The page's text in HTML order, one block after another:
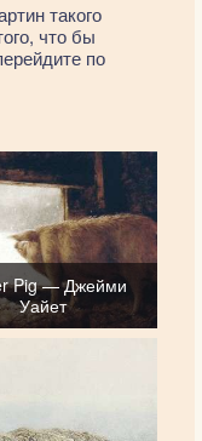
такого
что бы
по
Pig — Джейми
Уайет